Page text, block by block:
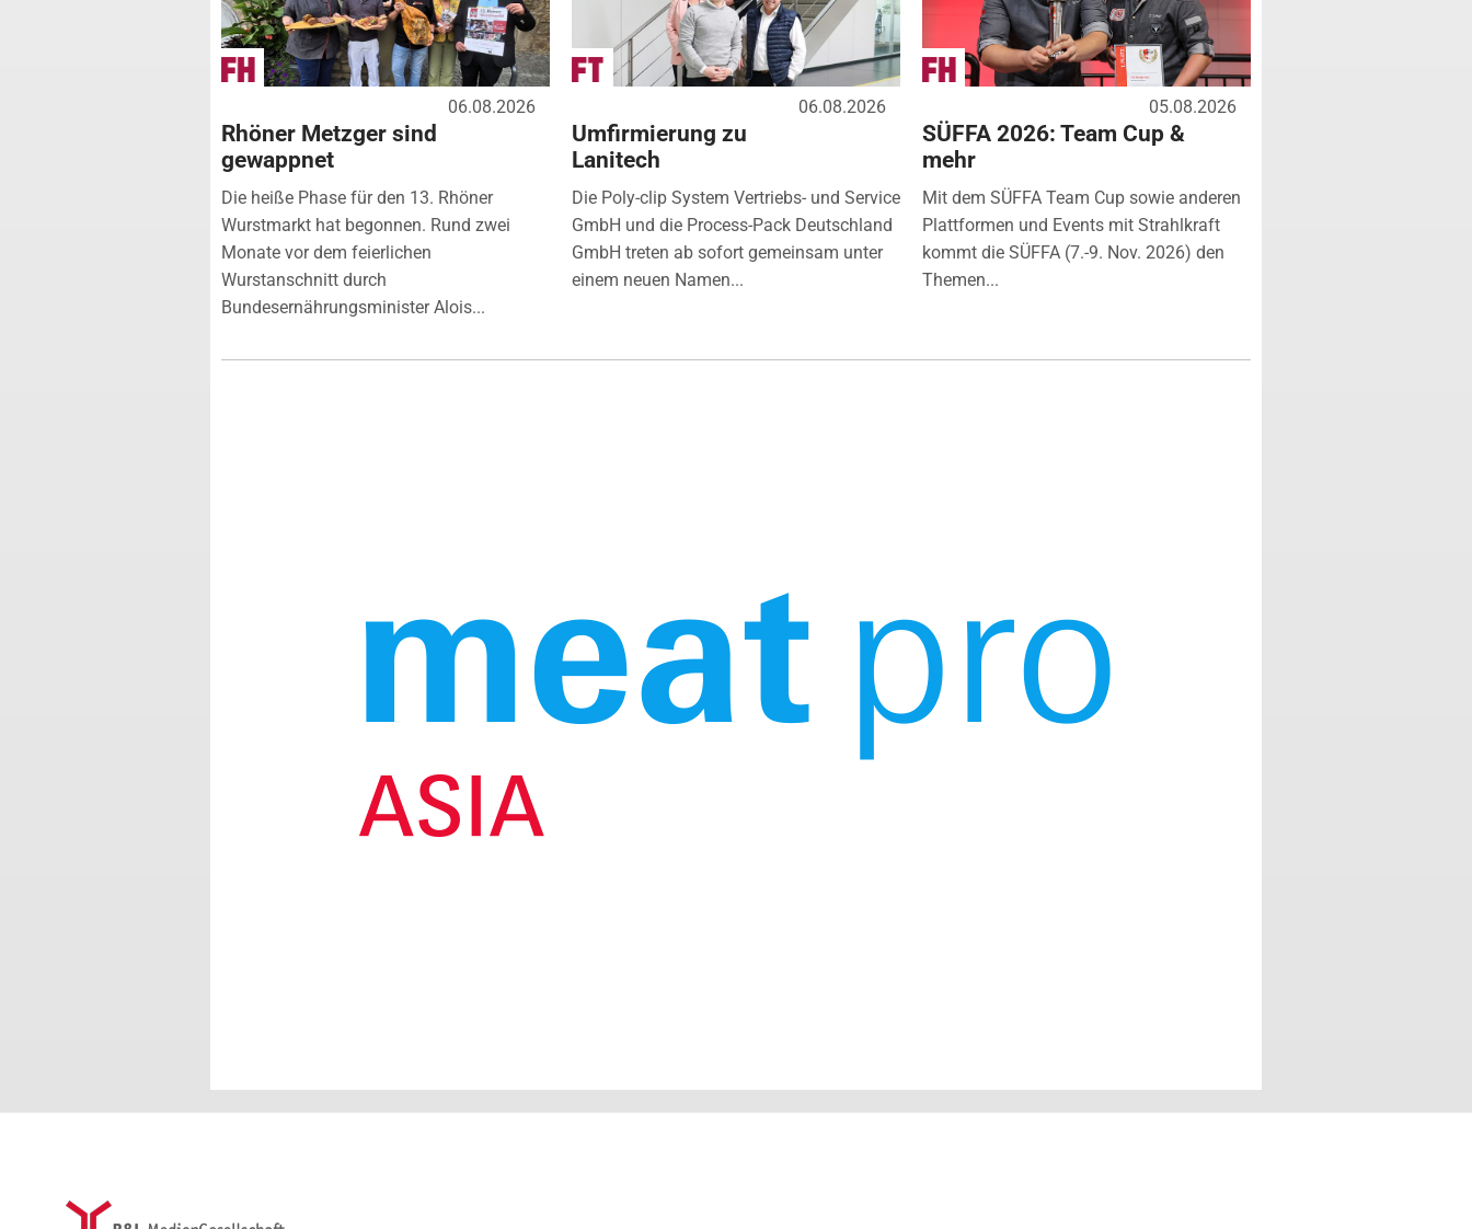
06.08.2026
Rhöner Metzger sind
gewappnet
Die heiße Phase für den 13. Rhöner
Wurstmarkt hat begonnen. Rund zwei
Monate vor dem feierlichen
Wurstanschnitt durch
Bundesernährungsminister Alois...
06.08.2026
Umfirmierung zu
Lanitech
Die Poly-clip System Vertriebs- und Service
GmbH und die Process-Pack Deutschland
GmbH treten ab sofort gemeinsam unter
einem neuen Namen...
05.08.2026
SÜFFA 2026: Team Cup &
mehr
Mit dem SÜFFA Team Cup sowie anderen
Plattformen und Events mit Strahlkraft
kommt die SÜFFA (7.-9. Nov. 2026) den
Themen...